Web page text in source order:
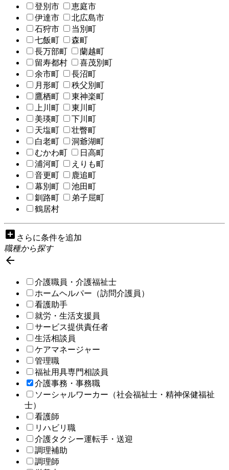
登別市
恵庭市
伊達市
北広島市
石狩市
当別町
七飯町
森町
長万部町
蘭越町
留寿都村
喜茂別町
余市町
長沼町
月形町
秩父別町
鷹栖町
東神楽町
上川町
東川町
美瑛町
下川町
天塩町
壮瞥町
白老町
洞爺湖町
むかわ町
日高町
浦河町
えりも町
音更町
鹿追町
幕別町
池田町
釧路町
弟子屈町
鶴居村
add_box さらに条件を追加
職種から探す

介護職員・介護福祉士
ホームヘルパー（訪問介護員）
看護助手
就労・生活支援員
サービス提供責任者
生活相談員
ケアマネージャー
管理職
福祉用具専門相談員
介護事務・事務職
ソーシャルワーカー（社会福祉士・精神保健福祉
士）
看護師
リハビリ職
介護タクシー運転手・送迎
調理補助
調理師